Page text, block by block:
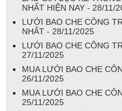
NHẤT HIỆN NAY - 28/11/
LƯỚI BAO CHE CÔNG
NHẤT - 28/11/2025
LƯỚI BAO CHE CÔNG
27/11/2025
MUA LƯỚI BAO CHE
26/11/2025
MUA LƯỚI BAO CHE
25/11/2025